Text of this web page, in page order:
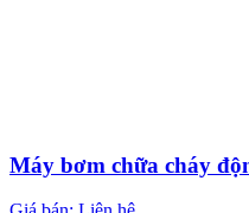
Máy bơm chữa cháy